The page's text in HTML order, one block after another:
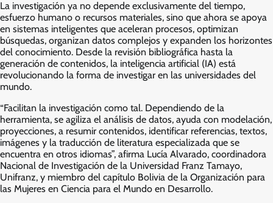
La investigación ya no depende exclusivamente del tiempo,
esfuerzo humano o recursos materiales, sino que ahora se apoya
en sistemas inteligentes que aceleran procesos, optimizan
búsquedas, organizan datos complejos y expanden los horizontes
del conocimiento. Desde la revisión bibliográfica hasta la
generación de contenidos, la inteligencia artificial (IA) está
revolucionando la forma de investigar en las universidades del
mundo.
“Facilitan la investigación como tal. Dependiendo de la
herramienta, se agiliza el análisis de datos, ayuda con modelación,
proyecciones, a resumir contenidos, identificar referencias, textos,
imágenes y la traducción de literatura especializada que se
encuentra en otros idiomas”, afirma Lucía Alvarado, coordinadora
Nacional de Investigación de la Universidad Franz Tamayo,
Unifranz, y miembro del capítulo Bolivia de la Organización para
las Mujeres en Ciencia para el Mundo en Desarrollo.